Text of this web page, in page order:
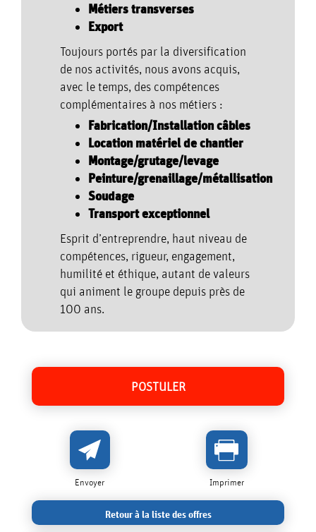
Métiers transverses
Export
Toujours portés par la diversification
de nos activités, nous avons acquis,
avec le temps, des compétences
complémentaires à nos métiers :
Fabrication/Installation câbles
Location matériel de chantier
Montage/grutage/levage
Peinture/grenaillage/métallisation
Soudage
Transport exceptionnel
Esprit d’entreprendre, haut niveau de
compétences, rigueur, engagement,
humilité et éthique, autant de valeurs
qui animent le groupe depuis près de
100 ans.
POSTULER
Envoyer Imprimer
Retour à la liste des offres